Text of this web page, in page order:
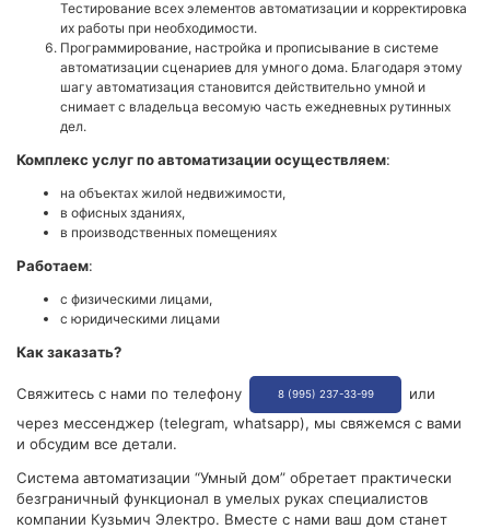
Тестирование всех элементов автоматизации и корректировка
их работы при необходимости.
Программирование, настройка и прописывание в системе
автоматизации сценариев для умного дома. Благодаря этому
шагу автоматизация становится действительно умной и
снимает с владельца весомую часть ежедневных рутинных
дел.
Комплекс услуг по автоматизации осуществляем:
на объектах жилой недвижимости,
в офисных зданиях,
в производственных помещениях
Работаем:
с физическими лицами,
с юридическими лицами
Как заказать?
Свяжитесь с нами по телефону 8 (995) 237-33-99
или
через мессенджер (telegram, whatsapp), мы свяжемся с вами
и обсудим все детали.
Система автоматизации “Умный дом” обретает практически
безграничный функционал в умелых руках специалистов
компании Кузьмич Электро. Вместе с нами ваш дом станет